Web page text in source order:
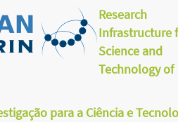
Research
Infrastructure
Science and
Technology of
para a Ciência e